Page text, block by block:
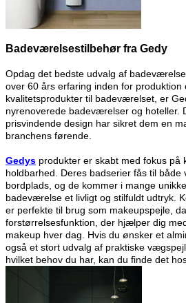
Badeværelsestilbehør fra Gedy
Opdag det bedste udvalg af
over 60 års erfaring inden for produktion
kvalitetsprodukter til badeværelset, er
nyrenoverede badeværelser og hoteller.
prisvindende design har sikret dem en
branchens førende.
Gedys produkter er skabt med fokus på
holdbarhed. Deres badserier fås til
bordplads, og de kommer i mange
badeværelse et livligt og stilfuldt udtryk.
er perfekte til brug som makeupspejle,
forstørrelsesfunktion, der hjælper dig
makeup hver dag. Hvis du ønsker et
også et stort udvalg af praktiske
hvilket behov du har, kan du finde det